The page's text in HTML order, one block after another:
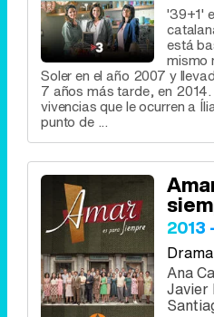
'39+1'
está
mismo
Soler en el año 2007 y
7 años más tarde, en 2014.
vivencias que le ocurren a
punto de ...
2013
Drama
Ana
Javier